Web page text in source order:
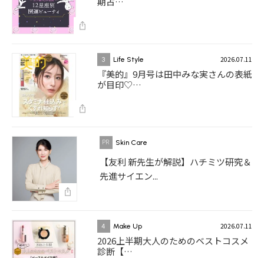
3 Life Style 2026.07.11
『美的』9月号は田中みな実さんの表紙
が目印♡…
Skin Care
【友利 新先生が解説】ハチミツ研究＆
先進サイエン...
4 Make Up 2026.07.11
2026上半期大人のためのベストコスメ
診断【…